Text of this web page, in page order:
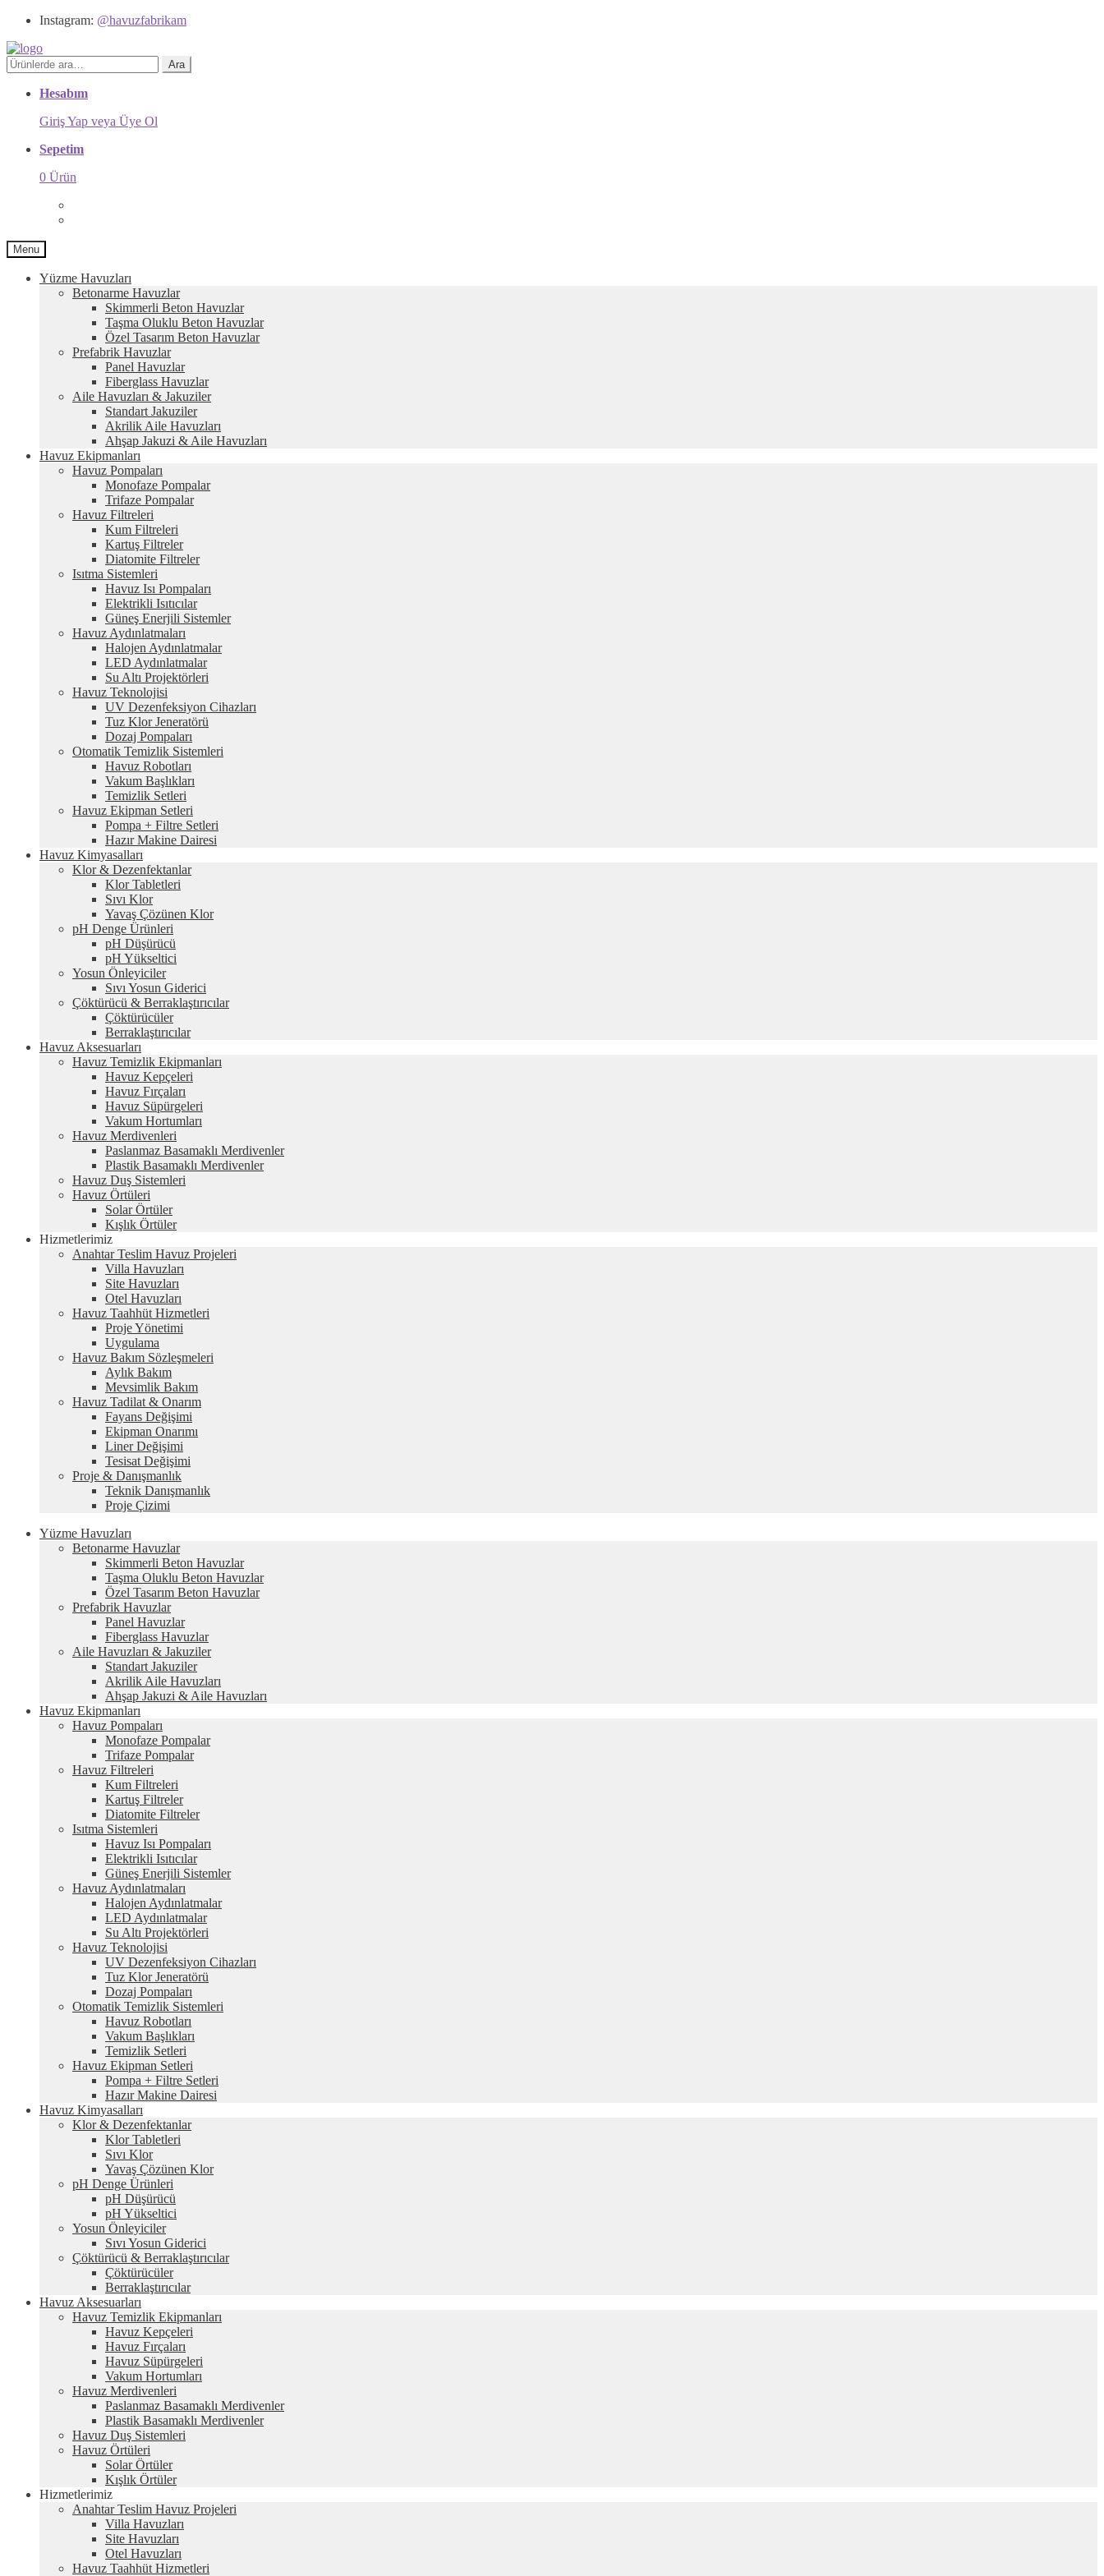
Instagram: @havuzfabrikam
Ara: Ara
Hesabım
Giriş Yap veya Üye Ol
Sepetim
0 Ürün
Menu
Yüzme Havuzları
Betonarme Havuzlar
Skimmerli Beton Havuzlar
Taşma Oluklu Beton Havuzlar
Özel Tasarım Beton Havuzlar
Prefabrik Havuzlar
Panel Havuzlar
Fiberglass Havuzlar
Aile Havuzları & Jakuziler
Standart Jakuziler
Akrilik Aile Havuzları
Ahşap Jakuzi & Aile Havuzları
Havuz Ekipmanları
Havuz Pompaları
Monofaze Pompalar
Trifaze Pompalar
Havuz Filtreleri
Kum Filtreleri
Kartuş Filtreler
Diatomite Filtreler
Isıtma Sistemleri
Havuz Isı Pompaları
Elektrikli Isıtıcılar
Güneş Enerjili Sistemler
Havuz Aydınlatmaları
Halojen Aydınlatmalar
LED Aydınlatmalar
Su Altı Projektörleri
Havuz Teknolojisi
UV Dezenfeksiyon Cihazları
Tuz Klor Jeneratörü
Dozaj Pompaları
Otomatik Temizlik Sistemleri
Havuz Robotları
Vakum Başlıkları
Temizlik Setleri
Havuz Ekipman Setleri
Pompa + Filtre Setleri
Hazır Makine Dairesi
Havuz Kimyasalları
Klor & Dezenfektanlar
Klor Tabletleri
Sıvı Klor
Yavaş Çözünen Klor
pH Denge Ürünleri
pH Düşürücü
pH Yükseltici
Yosun Önleyiciler
Sıvı Yosun Giderici
Çöktürücü & Berraklaştırıcılar
Çöktürücüler
Berraklaştırıcılar
Havuz Aksesuarları
Havuz Temizlik Ekipmanları
Havuz Kepçeleri
Havuz Fırçaları
Havuz Süpürgeleri
Vakum Hortumları
Havuz Merdivenleri
Paslanmaz Basamaklı Merdivenler
Plastik Basamaklı Merdivenler
Havuz Duş Sistemleri
Havuz Örtüleri
Solar Örtüler
Kışlık Örtüler
Hizmetlerimiz
Anahtar Teslim Havuz Projeleri
Villa Havuzları
Site Havuzları
Otel Havuzları
Havuz Taahhüt Hizmetleri
Proje Yönetimi
Uygulama
Havuz Bakım Sözleşmeleri
Aylık Bakım
Mevsimlik Bakım
Havuz Tadilat & Onarım
Fayans Değişimi
Ekipman Onarımı
Liner Değişimi
Tesisat Değişimi
Proje & Danışmanlık
Teknik Danışmanlık
Proje Çizimi
Yüzme Havuzları
Betonarme Havuzlar
Skimmerli Beton Havuzlar
Taşma Oluklu Beton Havuzlar
Özel Tasarım Beton Havuzlar
Prefabrik Havuzlar
Panel Havuzlar
Fiberglass Havuzlar
Aile Havuzları & Jakuziler
Standart Jakuziler
Akrilik Aile Havuzları
Ahşap Jakuzi & Aile Havuzları
Havuz Ekipmanları
Havuz Pompaları
Monofaze Pompalar
Trifaze Pompalar
Havuz Filtreleri
Kum Filtreleri
Kartuş Filtreler
Diatomite Filtreler
Isıtma Sistemleri
Havuz Isı Pompaları
Elektrikli Isıtıcılar
Güneş Enerjili Sistemler
Havuz Aydınlatmaları
Halojen Aydınlatmalar
LED Aydınlatmalar
Su Altı Projektörleri
Havuz Teknolojisi
UV Dezenfeksiyon Cihazları
Tuz Klor Jeneratörü
Dozaj Pompaları
Otomatik Temizlik Sistemleri
Havuz Robotları
Vakum Başlıkları
Temizlik Setleri
Havuz Ekipman Setleri
Pompa + Filtre Setleri
Hazır Makine Dairesi
Havuz Kimyasalları
Klor & Dezenfektanlar
Klor Tabletleri
Sıvı Klor
Yavaş Çözünen Klor
pH Denge Ürünleri
pH Düşürücü
pH Yükseltici
Yosun Önleyiciler
Sıvı Yosun Giderici
Çöktürücü & Berraklaştırıcılar
Çöktürücüler
Berraklaştırıcılar
Havuz Aksesuarları
Havuz Temizlik Ekipmanları
Havuz Kepçeleri
Havuz Fırçaları
Havuz Süpürgeleri
Vakum Hortumları
Havuz Merdivenleri
Paslanmaz Basamaklı Merdivenler
Plastik Basamaklı Merdivenler
Havuz Duş Sistemleri
Havuz Örtüleri
Solar Örtüler
Kışlık Örtüler
Hizmetlerimiz
Anahtar Teslim Havuz Projeleri
Villa Havuzları
Site Havuzları
Otel Havuzları
Havuz Taahhüt Hizmetleri